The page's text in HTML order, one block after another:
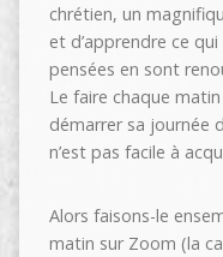
chrétien, un
et d’apprendre ce
pensées en sont
Le faire chaque
démarrer sa journée
n’est pas facile à
Alors faisons-le
matin sur Zoom (la